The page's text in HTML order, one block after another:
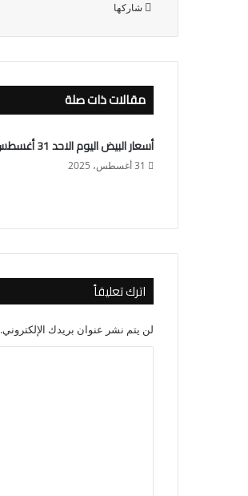
شاركها
مقالات ذات صلة
أسعار البيض اليوم الاحد 31 أغسطس
31 أغسطس، 2025
اترك تعليقاً
لن يتم نشر عنوان بريدك الإلكتروني.